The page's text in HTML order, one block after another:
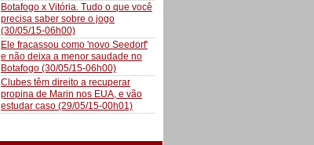
Botafogo x Vitória. Tudo o que você
precisa saber sobre o jogo
(30/05/15-06h00)
Ele fracassou como 'novo Seedorf'
e não deixa a menor saudade no
Botafogo (30/05/15-06h00)
Clubes têm direito a recuperar
propina de Marin nos EUA, e vão
estudar caso (29/05/15-00h01)